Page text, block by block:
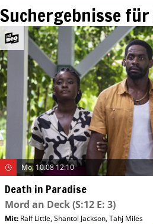
Suchergebnisse für
Mo, 10.08 12:10
Death in Paradise
Mord an Deck(S:12 E: 3)
Mit: Ralf Little,Shantol Jackson,Tahj Miles